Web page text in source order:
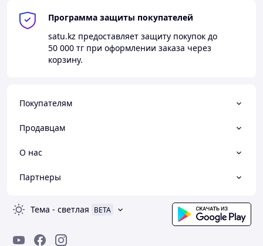
Программа защиты покупателей
satu.kz предоставляет защиту покупок до
50 000 тг при оформлении заказа через
корзину.
Покупателям
Продавцам
О нас
Партнеры
Тема - светлая BETA